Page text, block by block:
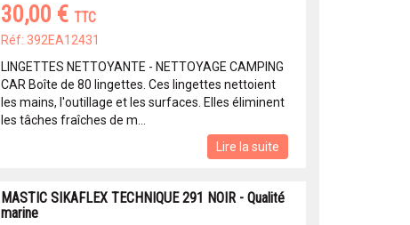
30,00 € TTC
Réf: 392EA12431
LINGETTES NETTOYANTE - NETTOYAGE CAMPING
CAR Boîte de 80 lingettes. Ces lingettes nettoient
les mains, l'outillage et les surfaces. Elles éliminent
les tâches fraîches de m...
Lire la suite
MASTIC SIKAFLEX TECHNIQUE 291 NOIR - Qualité
marine